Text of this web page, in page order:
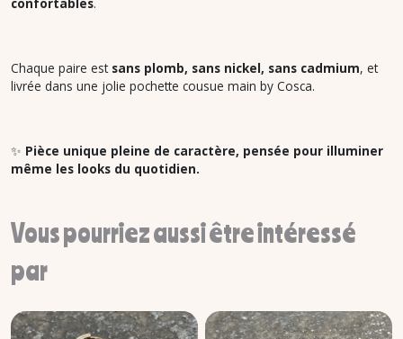
Chaque paire est sans plomb, sans nickel, sans cadmium, et
livrée dans une jolie pochette cousue main by Cosca.
✨ Pièce unique pleine de caractère, pensée pour illuminer
même les looks du quotidien.
Vous pourriez aussi être intéressé
par